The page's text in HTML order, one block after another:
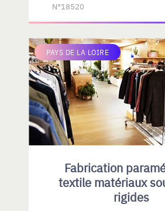
N°18520
PAYS DE LA LOIRE
Fabrication
textile matériaux
rigides